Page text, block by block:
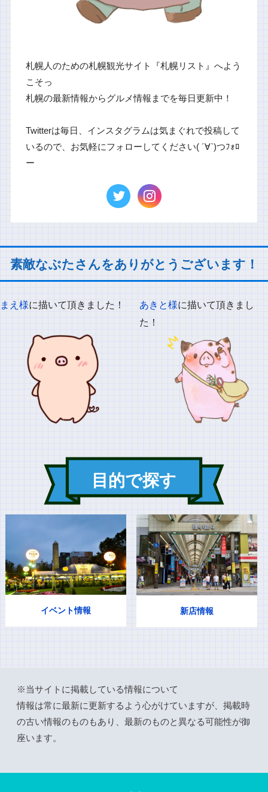
札幌人のための札幌観光サイト『札幌リスト』へよう
こそっ
札幌の最新情報からグルメ情報までを毎日更新中！
Twitterは毎日、インスタグラムは気まぐれで投稿して
いるので、お気軽にフォローしてください( ´∀`)つﾌｫﾛ
ー
素敵なぶたさんをありがとうございます！
まえ様に描いて頂きました！ あきと様に描いて頂きまし
た！
目的で探す
イベント情報 新店情報
※当サイトに掲載している情報について
情報は常に最新に更新するよう心がけていますが、掲載時
の古い情報のものもあり、最新のものと異なる可能性が御
座います。